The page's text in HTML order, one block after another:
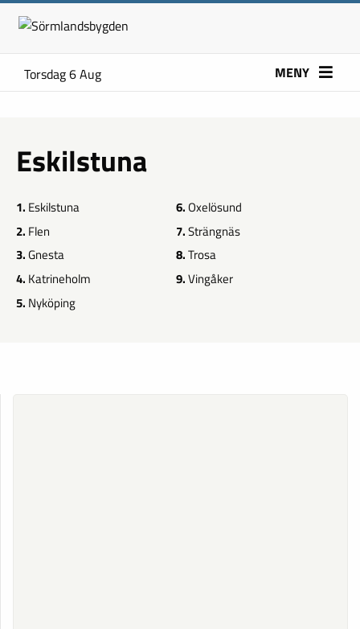
Torsdag 6 Aug MENY
Eskilstuna
1. Eskilstuna 6.Oxelösund
2. Flen 7.Strängnäs
3.Gnesta 8.Trosa
4. Katrineholm 9.Vingåker
5. Nyköping